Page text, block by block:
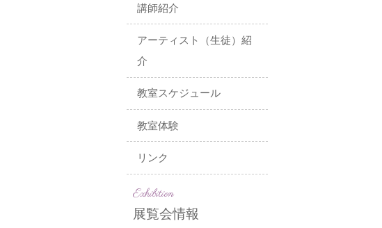
講師紹介
アーティスト（生徒）紹
介
教室スケジュール
教室体験
リンク
Exhibition
展覧会情報